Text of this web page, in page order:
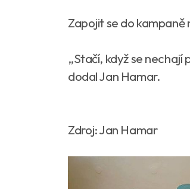
Zapojit se do kampaně
„Stačí, když se
dodal Jan Hamar.
Zdroj: Jan Hamar